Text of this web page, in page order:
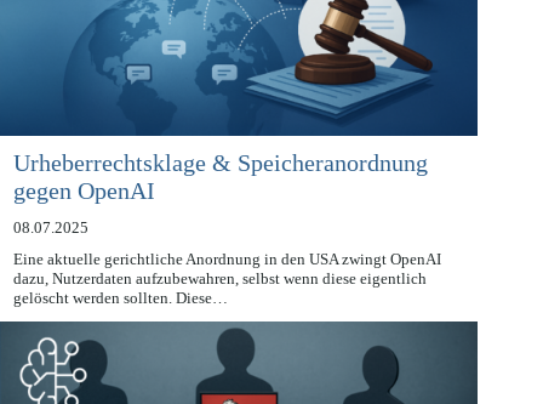
Urheberrechtsklage & Speicheranordnung
gegen OpenAI
08.07.2025
Eine aktuelle gerichtliche Anordnung in den USA zwingt OpenAI
dazu, Nutzerdaten aufzubewahren, selbst wenn diese eigentlich
gelöscht werden sollten. Diese…